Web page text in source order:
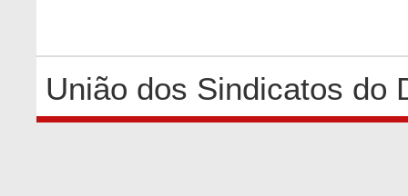
União dos Sindicatos do